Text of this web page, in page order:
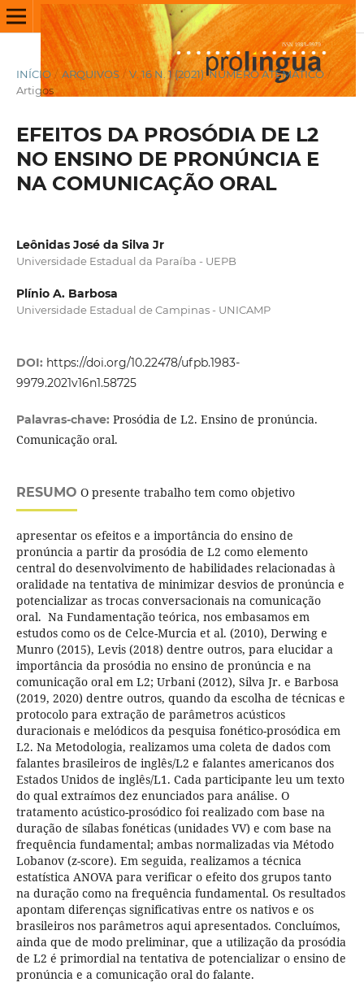
INÍCIO / ARQUIVOS / V. 16 N. 1 (2021): NÚMERO ATEMÁTICO /
Artigos
EFEITOS DA PROSÓDIA DE L2
NO ENSINO DE PRONÚNCIA E
NA COMUNICAÇÃO ORAL
Leônidas José da Silva Jr
Universidade Estadual da Paraíba - UEPB
Plínio A. Barbosa
Universidade Estadual de Campinas - UNICAMP
DOI: https://doi.org/10.22478/ufpb.1983-
9979.2021v16n1.58725
Palavras-chave: Prosódia de L2. Ensino de pronúncia.
Comunicação oral.
RESUMO O presente trabalho tem como objetivo
apresentar os efeitos e a importância do ensino de
pronúncia a partir da prosódia de L2 como elemento
central do desenvolvimento de habilidades relacionadas à
oralidade na tentativa de minimizar desvios de pronúncia e
potencializar as trocas conversacionais na comunicação
oral. Na Fundamentação teórica, nos embasamos em
estudos como os de Celce-Murcia et al. (2010), Derwing e
Munro (2015), Levis (2018) dentre outros, para elucidar a
importância da prosódia no ensino de pronúncia e na
comunicação oral em L2; Urbani (2012), Silva Jr. e Barbosa
(2019, 2020) dentre outros, quando da escolha de técnicas e
protocolo para extração de parâmetros acústicos
duracionais e melódicos da pesquisa fonético-prosódica em
L2. Na Metodologia, realizamos uma coleta de dados com
falantes brasileiros de inglês/L2 e falantes americanos dos
Estados Unidos de inglês/L1. Cada participante leu um texto
do qual extraímos dez enunciados para análise. O
tratamento acústico-prosódico foi realizado com base na
duração de sílabas fonéticas (unidades VV) e com base na
frequência fundamental; ambas normalizadas via Método
Lobanov (z-score). Em seguida, realizamos a técnica
estatística ANOVA para verificar o efeito dos grupos tanto
na duração como na frequência fundamental. Os resultados
apontam diferenças significativas entre os nativos e os
brasileiros nos parâmetros aqui apresentados. Concluímos,
ainda que de modo preliminar, que a utilização da prosódia
de L2 é primordial na tentativa de potencializar o ensino de
pronúncia e a comunicação oral do falante.